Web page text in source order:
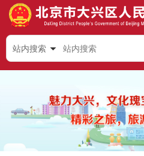
站内搜索